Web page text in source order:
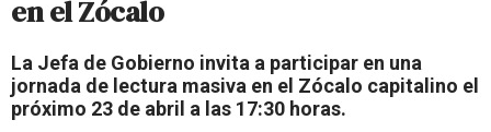
u
e
en el Zócalo
La Jefa de Gobierno invita a participar en una
jornada de lectura masiva en el Zócalo capitalino el
próximo 23 de abril a las 17:30 horas.